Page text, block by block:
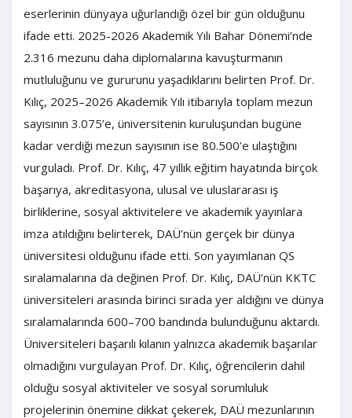
eserlerinin dünyaya uğurlandığı özel bir gün olduğunu
ifade etti. 2025-2026 Akademik Yılı Bahar Dönemi’nde
2.316 mezunu daha diplomalarına kavuşturmanın
mutluluğunu ve gururunu yaşadıklarını belirten Prof. Dr.
Kılıç, 2025–2026 Akademik Yılı itibarıyla toplam mezun
sayısının 3.075’e, üniversitenin kuruluşundan bugüne
kadar verdiği mezun sayısının ise 80.500’e ulaştığını
vurguladı. Prof. Dr. Kılıç, 47 yıllık eğitim hayatında birçok
başarıya, akreditasyona, ulusal ve uluslararası iş
birliklerine, sosyal aktivitelere ve akademik yayınlara
imza atıldığını belirterek, DAÜ’nün gerçek bir dünya
üniversitesi olduğunu ifade etti. Son yayımlanan QS
sıralamalarına da değinen Prof. Dr. Kılıç, DAÜ’nün KKTC
üniversiteleri arasında birinci sırada yer aldığını ve dünya
sıralamalarında 600–700 bandında bulunduğunu aktardı.
Üniversiteleri başarılı kılanın yalnızca akademik başarılar
olmadığını vurgulayan Prof. Dr. Kılıç, öğrencilerin dahil
olduğu sosyal aktiviteler ve sosyal sorumluluk
projelerinin önemine dikkat çekerek, DAÜ mezunlarının